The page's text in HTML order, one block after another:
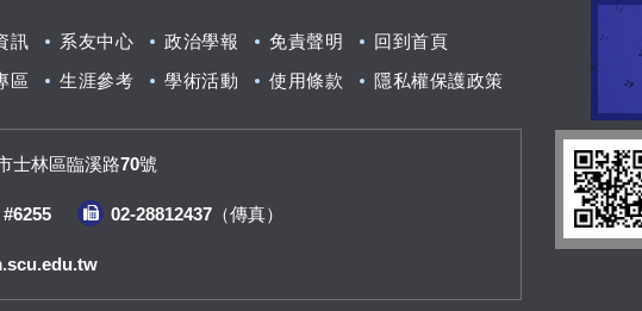
訊
區
系友中心
生涯參考
政治學報
學術活動
免責聲明
使用條款
回到首頁
隱私權保護政策
士林區臨溪路70號
02-28812437（傳真）